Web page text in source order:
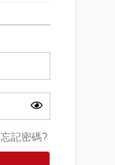
忘記密碼?